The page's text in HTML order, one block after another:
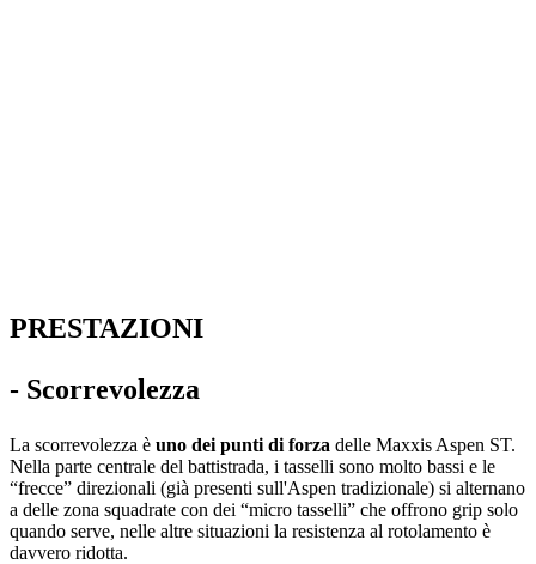
PRESTAZIONI
- Scorrevolezza
La scorrevolezza è uno dei punti di forza delle Maxxis Aspen ST.
Nella parte centrale del battistrada, i tasselli sono molto bassi e le
“frecce” direzionali (già presenti sull'Aspen tradizionale) si alternano
a delle zona squadrate con dei “micro tasselli” che offrono grip solo
quando serve, nelle altre situazioni la resistenza al rotolamento è
davvero ridotta.